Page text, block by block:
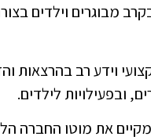
מבוגרים וילדים
וידע רב בהרצאות
ובפעילויות לילדים.
מקיים את מוטו החברה